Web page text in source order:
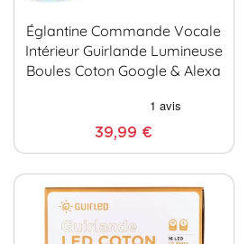
Églantine Commande Vocale
Intérieur Guirlande Lumineuse
Boules Coton Google & Alexa
39,99 €